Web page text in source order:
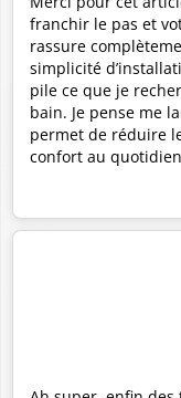
franchir le pas et
rassure
simplicité
pile ce que je
bain. Je pense me
permet de réduire
confort au